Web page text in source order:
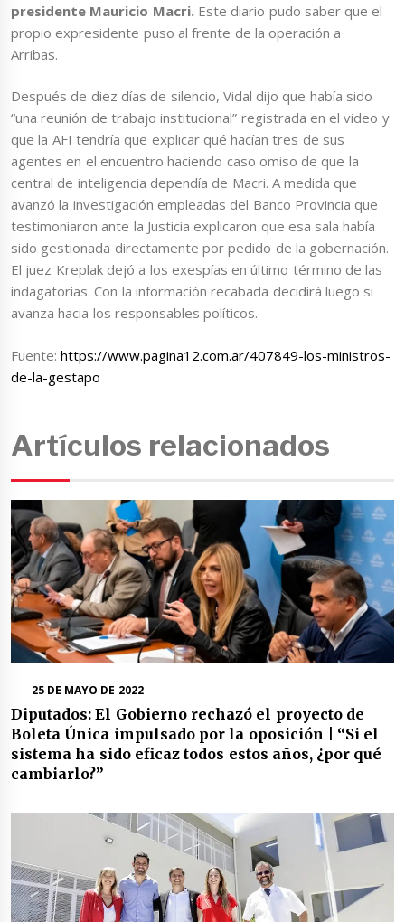
presidente Mauricio Macri. Este diario pudo saber que el
propio expresidente puso al frente de la operación a
Arribas.
Después de diez días de silencio, Vidal dijo que había sido
“una reunión de trabajo institucional” registrada en el video y
que la AFI tendría que explicar qué hacían tres de sus
agentes en el encuentro haciendo caso omiso de que la
central de inteligencia dependía de Macri. A medida que
avanzó la investigación empleadas del Banco Provincia que
testimoniaron ante la Justicia explicaron que esa sala había
sido gestionada directamente por pedido de la gobernación.
El juez Kreplak dejó a los exespías en último término de las
indagatorias. Con la información recabada decidirá luego si
avanza hacia los responsables políticos.
Fuente:https://www.pagina12.com.ar/407849-los-ministros-
de-la-gestapo
Artículos relacionados
25 DE MAYO DE 2022
Diputados: El Gobierno rechazó el proyecto de
Boleta Única impulsado por la oposición | “Si el
sistema ha sido eficaz todos estos años, ¿por qué
cambiarlo?”